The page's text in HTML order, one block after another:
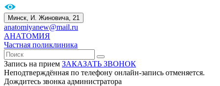
Минск, И. Жиновича, 21
anatomiyanew@mail.ru
АНАТОМИЯ
Частная поликлиника
Запись на прием ЗАКАЗАТЬ ЗВОНОК
Неподтверждённая по телефону онлайн-запись отменяется.
Дождитесь звонка администратора